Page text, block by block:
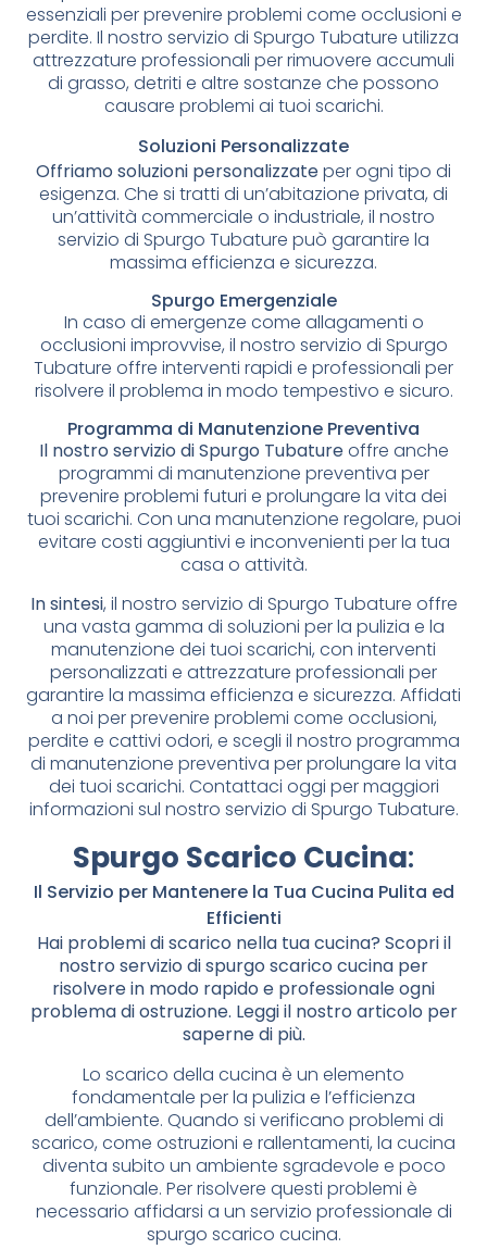
essenziali per prevenire problemi come occlusioni e
perdite. Il nostro servizio di Spurgo Tubature utilizza
attrezzature professionali per rimuovere accumuli
di grasso, detriti e altre sostanze che possono
causare problemi ai tuoi scarichi.
Soluzioni Personalizzate
Offriamo soluzioni personalizzateper ogni tipo di
esigenza. Che si tratti di un’abitazione privata, di
un’attività commerciale o industriale, il nostro
servizio di Spurgo Tubature può garantire la
massima efficienza e sicurezza.
Spurgo Emergenziale
In caso di emergenze come allagamenti o
occlusioni improvvise, il nostro servizio di Spurgo
Tubature offre interventi rapidi e professionali per
risolvere il problema in modo tempestivo e sicuro.
Programma di Manutenzione Preventiva
Il nostro servizio di Spurgo Tubatureoffre anche
programmi di manutenzione preventiva per
prevenire problemi futuri e prolungare la vita dei
tuoi scarichi. Con una manutenzione regolare, puoi
evitare costi aggiuntivi e inconvenienti per la tua
casa o attività.
In sintesi, il nostro servizio di Spurgo Tubature offre
una vasta gamma di soluzioni per la pulizia e la
manutenzione dei tuoi scarichi, con interventi
personalizzati e attrezzature professionali per
garantire la massima efficienza e sicurezza. Affidati
a noi per prevenire problemi come occlusioni,
perdite e cattivi odori, e scegli il nostro programma
di manutenzione preventiva per prolungare la vita
dei tuoi scarichi. Contattaci oggi per maggiori
informazioni sul nostro servizio di Spurgo Tubature.
Spurgo Scarico Cucina:
Il Servizio per Mantenere la Tua Cucina Pulita ed
Efficienti
Hai problemi di scarico nella tua cucina? Scopri il
nostro servizio di spurgo scarico cucina per
risolvere in modo rapido e professionale ogni
problema di ostruzione. Leggi il nostro articolo per
saperne di più.
Lo scarico della cucina è un elemento
fondamentale per la pulizia e l’efficienza
dell’ambiente. Quando si verificano problemi di
scarico, come ostruzioni e rallentamenti, la cucina
diventa subito un ambiente sgradevole e poco
funzionale. Per risolvere questi problemi è
necessario affidarsi a un servizio professionale di
spurgo scarico cucina.